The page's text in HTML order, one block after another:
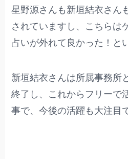
星野源さんも新垣結衣さん
されていますし、こちらは
占いが外れて良かった！と
新垣結衣さんは所属事務所
終了し、これからフリーで
事で、今後の活躍も大注目